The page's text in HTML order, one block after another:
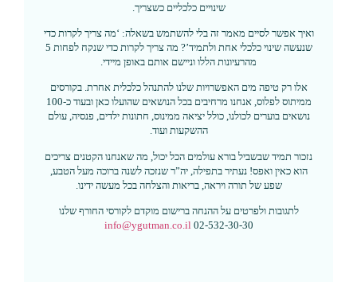
שינויים כלכליים כשצריך.
ואיך אפשר לסיים מאמר זה בלי להשתמש בשאלה: ‘מה צריך לקרות כדי
שנעשה שינוי כלכלי אחת ולתמיד’? מה צריך לקרות כדי שנקח לפחות 5
מהרעיונות הללו וניישם אותם באופן מיידי.
אלו רק טיפה מים האפשרויות שלנו להתנהל כלכלית אחרת. בקורסים
ממיתוס לפלוס, אנחנו מרחיבים בכל הנושאים שהועלו כאן ובעוד כ-100
נושאים בוערים לכולנו, כולל יציאה ממינוס, חתונות ילדים, פנסיה, עולם
ההשקעות ועוד.
נזכור תמיד שבשביל בורא עולמים הכל יכול, מה שאנחנו הקטנים צריכים
הוא כאין ואפס! נעתיר בתפילה, יה”ר שנזכה לשנה ברוכה מעל הטבע,
שפע של תורה ויראה, בריאות והצלחה בכל מעשה ידינו.
לתגובות ולפרטים על ההנחה ברישום מוקדם לקורסי החורף שלנו
info@ygutman.co.il02-532-30-30